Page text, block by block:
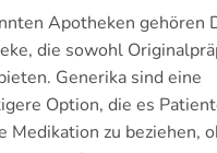
Apotheken gehören
die sowohl
Generika sind eine
Option, die es
Medikation zu beziehen,